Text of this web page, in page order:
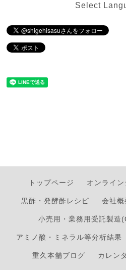
Select
トップページ オンライ
黒酢・発酵酢レシピ 会社概
小売用・業務用受託製造
アミノ酸・ミネラル等分析結果
重久本舗ブログ カレン